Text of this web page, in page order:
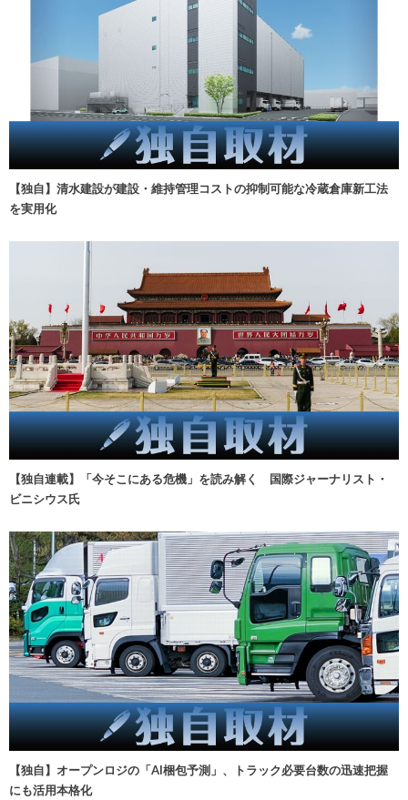
【独自】清水建設が建設・維持管理コストの抑制可能な冷蔵倉庫新工法
を実用化
【独自連載】「今そこにある危機」を読み解く 国際ジャーナリスト・
ビニシウス氏
【独自】オープンロジの「AI梱包予測」、トラック必要台数の迅速把握
にも活用本格化